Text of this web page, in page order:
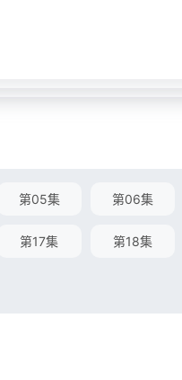
第05集 第06集
第17集 第18集